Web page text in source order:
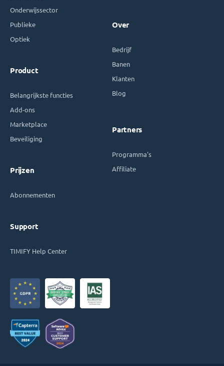
Onderwijssector
Publieke
Optiek
Product
Belangrijkste functies
Add-ons
Marketplace
Beveiliging
Prijzen
Abonnementen
Support
TIMIFY Help Center
Over
Bedrijf
Banen
Klanten
Blog
Partners
Programma's
Affiliate